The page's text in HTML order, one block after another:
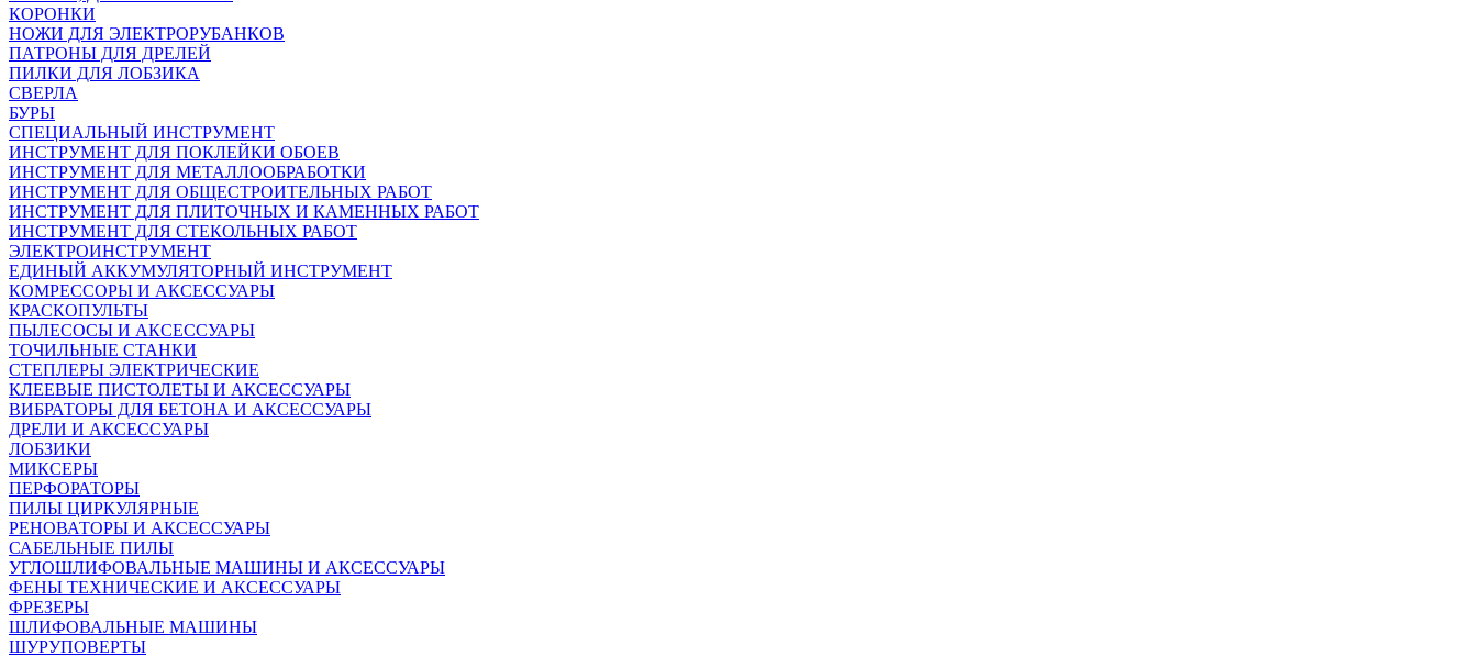
КОРОНКИ
НОЖИ ДЛЯ ЭЛЕКТРОРУБАНКОВ
ПАТРОНЫ ДЛЯ ДРЕЛЕЙ
ПИЛКИ ДЛЯ ЛОБЗИКА
СВЕРЛА
БУРЫ
СПЕЦИАЛЬНЫЙ ИНСТРУМЕНТ
ИНСТРУМЕНТ ДЛЯ ПОКЛЕЙКИ ОБОЕВ
ИНСТРУМЕНТ ДЛЯ МЕТАЛЛООБРАБОТКИ
ИНСТРУМЕНТ ДЛЯ ОБЩЕСТРОИТЕЛЬНЫХ РАБОТ
ИНСТРУМЕНТ ДЛЯ ПЛИТОЧНЫХ И КАМЕННЫХ РАБОТ
ИНСТРУМЕНТ ДЛЯ СТЕКОЛЬНЫХ РАБОТ
ЭЛЕКТРОИНСТРУМЕНТ
ЕДИНЫЙ АККУМУЛЯТОРНЫЙ ИНСТРУМЕНТ
КОМРЕССОРЫ И АКСЕССУАРЫ
КРАСКОПУЛЬТЫ
ПЫЛЕСОСЫ И АКСЕССУАРЫ
ТОЧИЛЬНЫЕ СТАНКИ
СТЕПЛЕРЫ ЭЛЕКТРИЧЕСКИЕ
КЛЕЕВЫЕ ПИСТОЛЕТЫ И АКСЕССУАРЫ
ВИБРАТОРЫ ДЛЯ БЕТОНА И АКСЕССУАРЫ
ДРЕЛИ И АКСЕССУАРЫ
ЛОБЗИКИ
МИКСЕРЫ
ПЕРФОРАТОРЫ
ПИЛЫ ЦИРКУЛЯРНЫЕ
РЕНОВАТОРЫ И АКСЕССУАРЫ
САБЕЛЬНЫЕ ПИЛЫ
УГЛОШЛИФОВАЛЬНЫЕ МАШИНЫ И АКСЕССУАРЫ
ФЕНЫ ТЕХНИЧЕСКИЕ И АКСЕССУАРЫ
ФРЕЗЕРЫ
ШЛИФОВАЛЬНЫЕ МАШИНЫ
ШУРУПОВЕРТЫ